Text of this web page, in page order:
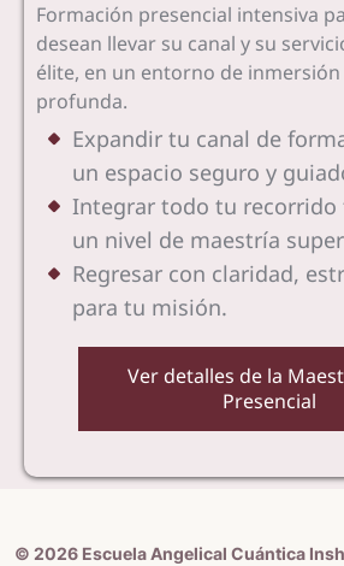
Formación presencial intensiva
desean llevar su canal y su
élite, en un entorno de
profunda.
Expandir tu canal de
un espacio seguro y
Integrar todo tu recorrido
un nivel de maestría
Regresar con claridad,
para tu misión.
Ver detalles de la
Presencial
© 2026 Escuela Angelical Cuántica